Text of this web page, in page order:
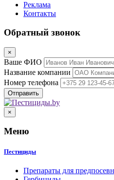
Реклама
Контакты
Обратный звонок
×
Ваше ФИО
Название компании
Номер телефона
×
Меню
Пестициды
Препараты для